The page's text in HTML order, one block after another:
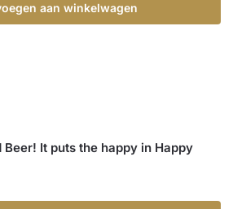
aan winkelwagen
It puts the happy in Happy